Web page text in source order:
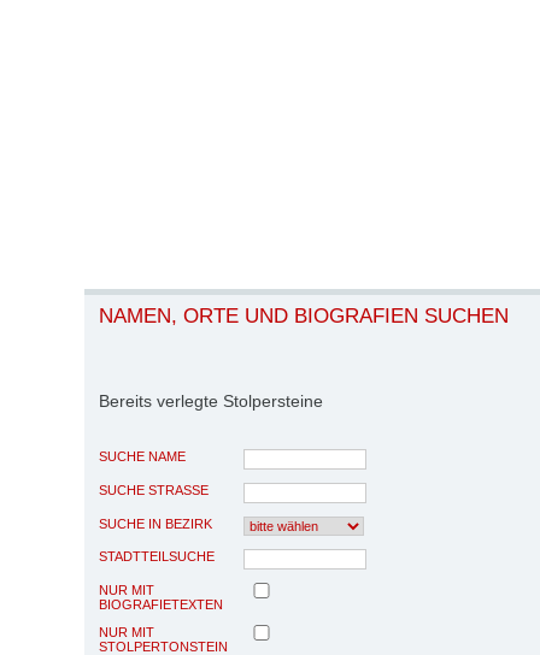
NAMEN, ORTE UND BIOGRAFIEN SUCHEN
Bereits verlegte Stolpersteine
SUCHE NAME
SUCHE STRASSE
SUCHE IN BEZIRK
STADTTEILSUCHE
NUR MIT
BIOGRAFIETEXTEN
NUR MIT
STOLPERTONSTEIN